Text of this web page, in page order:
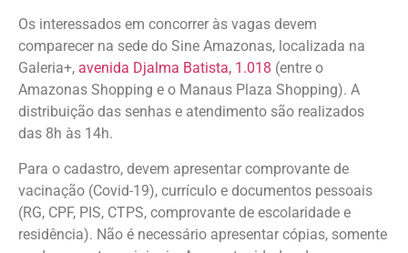
Os interessados em concorrer às vagas devem
comparecer na sede do Sine Amazonas, localizada na
Galeria+, avenida Djalma Batista, 1.018 (entre o
Amazonas Shopping e o Manaus Plaza Shopping). A
distribuição das senhas e atendimento são realizados
das 8h às 14h.
Para o cadastro, devem apresentar comprovante de
vacinação (Covid-19), currículo e documentos pessoais
(RG, CPF, PIS, CTPS, comprovante de escolaridade e
residência). Não é necessário apresentar cópias, somente